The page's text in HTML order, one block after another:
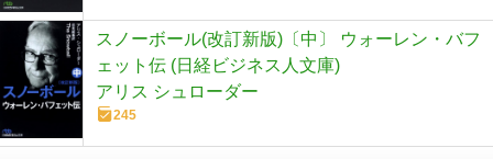
スノーボール(改訂新版)〔中〕 ウォーレン・バフ
ェット伝 (日経ビジネス人文庫)
アリス シュローダー
245